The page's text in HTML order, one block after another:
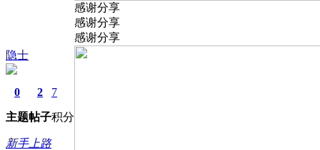
隐士
0
主题
2
帖子
7
积分
新手上路
感谢分享
感谢分享
感谢分享